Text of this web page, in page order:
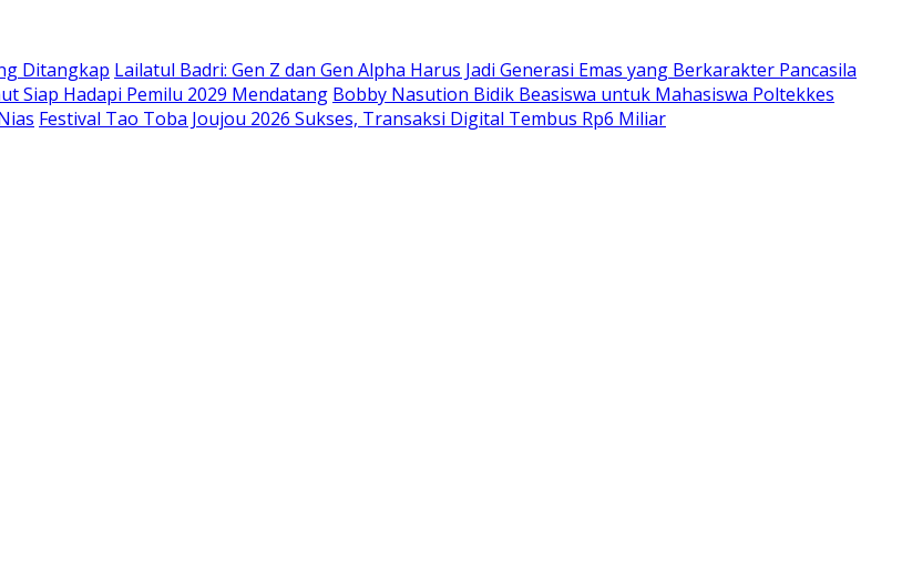
Ditangkap Lailatul Badri: Gen Z dan Gen Alpha Harus Jadi Generasi Emas yang Berkarakter Pancasila
Siap Hadapi Pemilu 2029 Mendatang Bobby Nasution Bidik Beasiswa untuk Mahasiswa Poltekkes
Festival Tao Toba Joujou 2026 Sukses, Transaksi Digital Tembus Rp6 Miliar